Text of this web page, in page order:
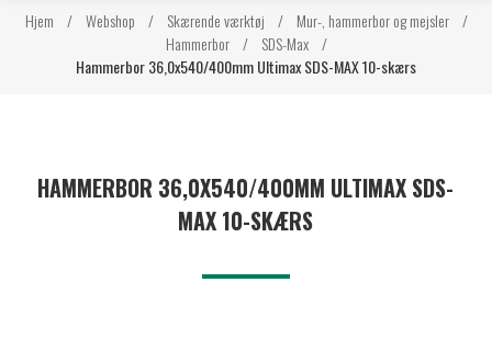
Hjem / Webshop / Skærende værktøj / Mur-, hammerbor og mejsler /
Hammerbor / SDS-Max /
Hammerbor 36,0x540/400mm Ultimax SDS-MAX 10-skærs
HAMMERBOR 36,0X540/400MM ULTIMAX SDS-
MAX 10-SKÆRS